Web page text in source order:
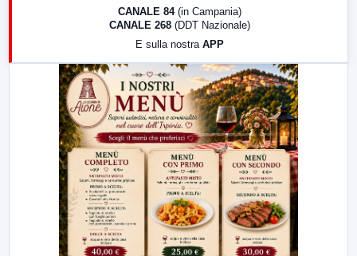
LabNews (replica)
CANALE 84 (in Campania)
CANALE 268 (DDT Nazionale)
E sulla nostra APP